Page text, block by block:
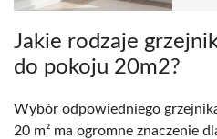
Jakie rodzaje
do pokoju 20m2?
Wybór odpowiedniego
20 m² ma ogromne znaczenie